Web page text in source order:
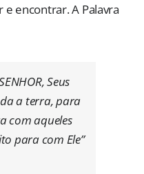
encontrar. A Palavra
Seus
a terra, para
com aqueles
para com Ele”